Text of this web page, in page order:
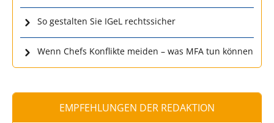
So gestalten Sie IGeL rechtssicher
Wenn Chefs Konflikte meiden – was MFA tun können
EMPFEHLUNGEN DER REDAKTION